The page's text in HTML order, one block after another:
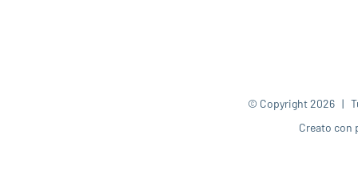
© Copyright2026 |
Creato con